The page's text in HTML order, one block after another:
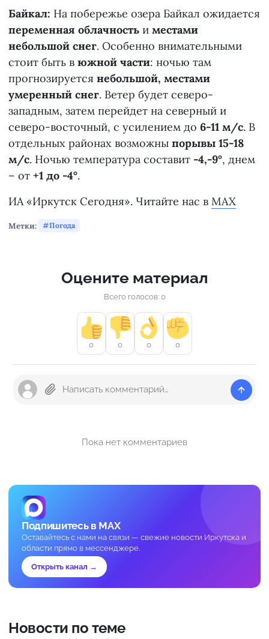
Байкал: На побережье озера Байкал ожидается
переменная облачность и местами
небольшой снег. Особенно внимательными
стоит быть в южной части: ночью там
прогнозируется небольшой, местами
умеренный снег. Ветер будет северо-
западным, затем перейдет на северный и
северо-восточный, с усилением до 6-11 м/с. В
отдельных районах возможны порывы 15-18
м/с. Ночью температура составит -4,-9°, днем
– от +1 до -4°.
ИА «Иркутск Сегодня». Читайте нас в MAX
Метки: Погода
Оцените материал
Всего голосов: 0
0 0 0 0
Пока нет комментариев
Подпишитесь в MAX
Оставайтесь с нами на связи — свежие новости Иркутска и
области прямо в мессенджере.
Открыть канал →
Новости по теме